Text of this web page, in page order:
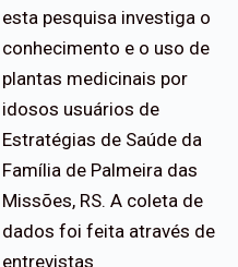
esta pesquisa investiga o
conhecimento e o uso de
plantas medicinais por
idosos usuários de
Estratégias de Saúde da
Família de Palmeira das
Missões, RS. A coleta de
dados foi feita através de
entrevistas